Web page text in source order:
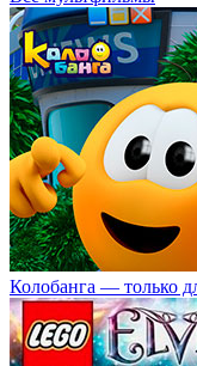
Колобанга — только